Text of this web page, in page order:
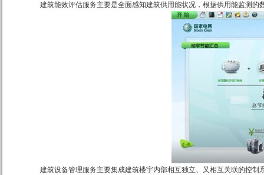
建筑能效评估服务主要是全面感知建筑供用能状况，根据供用能监测
建筑设备管理服务主要集成建筑楼宇内部相互独立、又相互关联的控